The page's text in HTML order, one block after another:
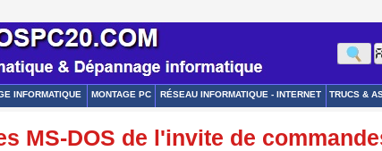
INFORMATIQUE MONTAGE PC RÉSEAU INFORMATIQUE - INTERNET TRUCS &
MS-DOS de l'invite de